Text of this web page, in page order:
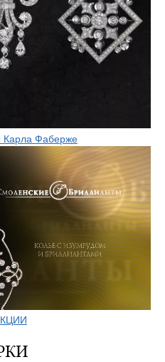
Карла Фаберже